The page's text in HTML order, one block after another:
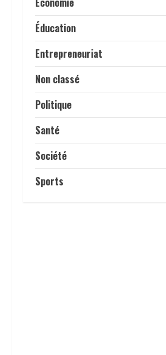
16 avril 2026
Éducation
Entrepreneuriat
Non classé
Politique
Santé
Société
Sports